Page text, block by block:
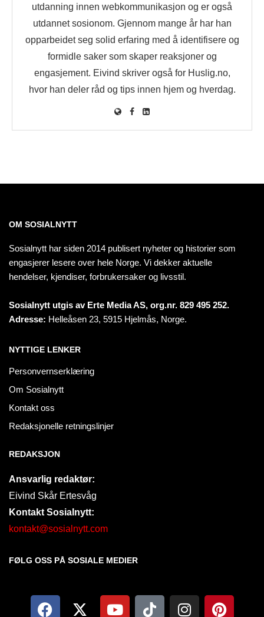
utdanning innen webkommunikasjon og er også
utdannet sosionom. Gjennom mange år har han
opparbeidet seg solid erfaring med å identifisere og
formidle saker som skaper reaksjoner og
engasjement. Eivind skriver også for Huslig.no,
hvor han deler råd og tips innen hjem og hverdag.
OM SOSIALNYTT
Sosialnytt har siden 2014 publisert nyheter og historier som
engasjerer lesere over hele Norge. Vi dekker aktuelle
hendelser, kjendiser, forbrukersaker og livsstil.
Sosialnytt utgis av Erte Media AS, org.nr. 829 495 252.
Adresse: Helleåsen 23, 5915 Hjelmås, Norge.
NYTTIGE LENKER
Personvernserklæring
Om Sosialnytt
Kontakt oss
Redaksjonelle retningslinjer
REDAKSJON
Ansvarlig redaktør:
Eivind Skår Ertesvåg
Kontakt Sosialnytt:
kontakt@sosialnytt.com
FØLG OSS PÅ SOSIALE MEDIER​